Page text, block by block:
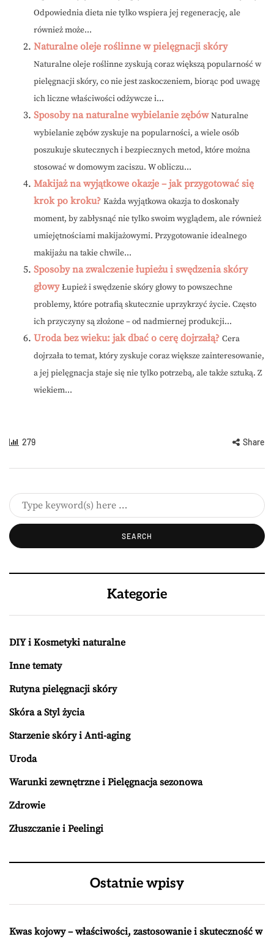
Odpowiednia dieta nie tylko wspiera jej regenerację, ale
również może...
Naturalne oleje roślinne w pielęgnacji skóry
Naturalne oleje roślinne zyskują coraz większą popularność w
pielęgnacji skóry, co nie jest zaskoczeniem, biorąc pod uwagę
ich liczne właściwości odżywcze i...
Sposoby na naturalne wybielanie zębów Naturalne
wybielanie zębów zyskuje na popularności, a wiele osób
poszukuje skutecznych i bezpiecznych metod, które można
stosować w domowym zaciszu. W obliczu...
Makijaż na wyjątkowe okazje – jak przygotować się
krok po kroku? Każda wyjątkowa okazja to doskonały
moment, by zabłysnąć nie tylko swoim wyglądem, ale również
umiejętnościami makijażowymi. Przygotowanie idealnego
makijażu na takie chwile...
Sposoby na zwalczenie łupieżu i swędzenia skóry
głowy Łupież i swędzenie skóry głowy to powszechne
problemy, które potrafią skutecznie uprzykrzyć życie. Często
ich przyczyny są złożone – od nadmiernej produkcji...
Uroda bez wieku: jak dbać o cerę dojrzałą? Cera
dojrzała to temat, który zyskuje coraz większe zainteresowanie,
a jej pielęgnacja staje się nie tylko potrzebą, ale także sztuką. Z
wiekiem...
279 Share
Kategorie
DIY i Kosmetyki naturalne
Inne tematy
Rutyna pielęgnacji skóry
Skóra a Styl życia
Starzenie skóry i Anti-aging
Uroda
Warunki zewnętrzne i Pielęgnacja sezonowa
Zdrowie
Złuszczanie i Peelingi
Ostatnie wpisy
Kwas kojowy – właściwości, zastosowanie i skuteczność w